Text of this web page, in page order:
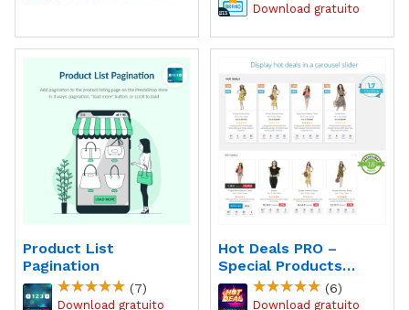
Product List
Pagination
(7)
Hot Deals PRO –
Special Products
Slider With
Countdown Module
(6)